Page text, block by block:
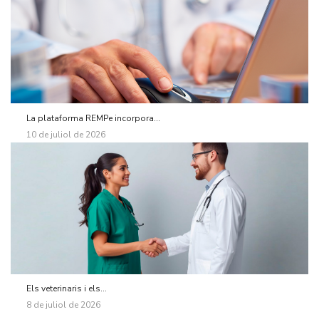
La plataforma REMPe incorpora...
10 de juliol de 2026
Els veterinaris i els...
8 de juliol de 2026